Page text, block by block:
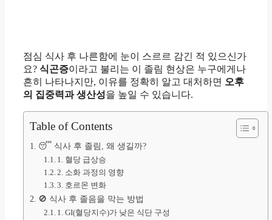
점심 식사 후 나른함에 눈이 스르르 감긴 적 있으신가
요? 식곤증이라고 불리는 이 졸림 현상은 누구에게나
흔히 나타나지만, 이유를 정확히 알고 대처하면 오후
의 집중력과 생산성을 높일 수 있습니다.
Table of Contents
😴 식사 후 졸림, 왜 생길까?
1. 혈당 급상승
2. 소화 과정의 영향
3. 호르몬 변화
🚫 식사 후 졸음을 막는 방법
1. GI(혈당지수)가 낮은 식단 구성